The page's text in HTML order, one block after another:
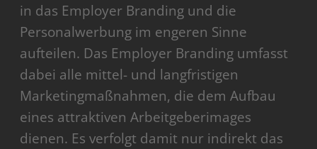
in das Employer Branding und die
Personalwerbung im engeren Sinne
aufteilen. Das Employer Branding umfasst
dabei alle mittel- und langfristigen
Marketingmaßnahmen, die dem Aufbau
eines attraktiven Arbeitgeberimages
dienen. Es verfolgt damit nur indirekt das